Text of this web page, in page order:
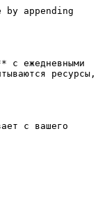
appending
с ежедневными
ресурсы,
с вашего